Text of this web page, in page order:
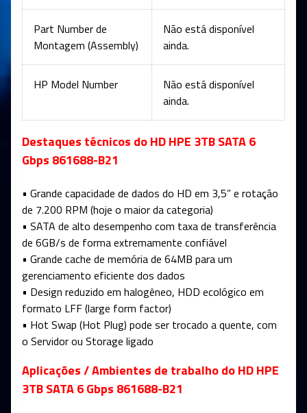
Part Number de
Montagem (Assembly)
Não está disponível
ainda.
HP Model Number
Não está disponível
ainda.
Destaques técnicos do HD HPE 3TB SATA 6
Gbps 861688-B21
• Grande capacidade de dados do HD em 3,5” e rotação
de 7.200 RPM (hoje o maior da categoria)
• SATA de alto desempenho com taxa de transferência
de 6GB/s de forma extremamente confiável
• Grande cache de memória de 64MB para um
gerenciamento eficiente dos dados
• Design reduzido em halogêneo, HDD ecológico em
formato LFF (large form factor)
• Hot Swap (Hot Plug) pode ser trocado a quente, com
o Servidor ou Storage ligado
Aplicações / Ambientes de trabalho do HD HPE
3TB SATA 6 Gbps 861688-B21